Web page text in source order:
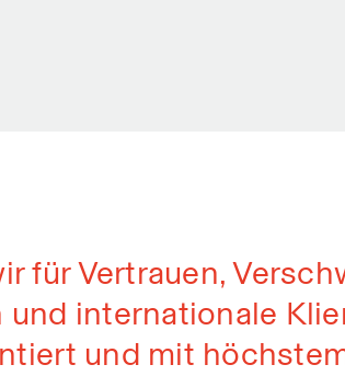
für Vertrauen,
internationale
und mit